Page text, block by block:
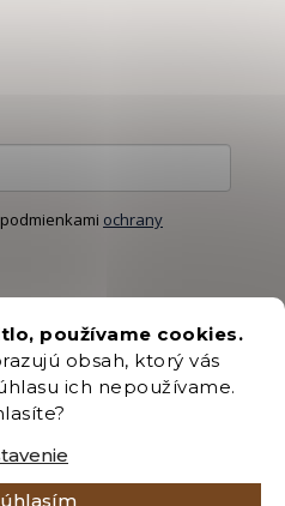
používame cookies.
obsah, ktorý vás
ich nepoužívame.
ochrany
Premium